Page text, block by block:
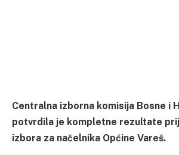
Centralna izborna komisija Bosne i
potvrdila je kompletne rezultate
izbora za načelnika Općine Vareš.